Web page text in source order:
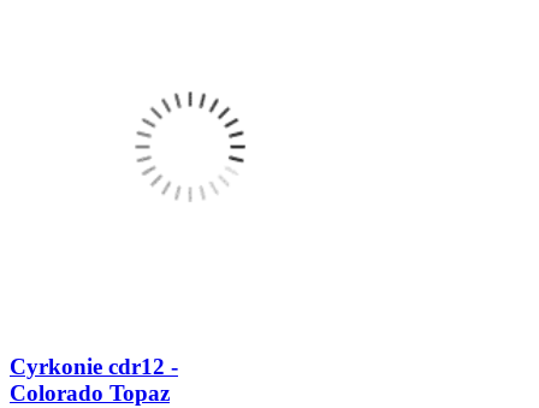
Cyrkonie cdr12 -
Colorado Topaz